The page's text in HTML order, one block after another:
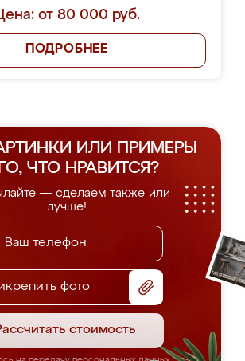
от 80 000 руб.
ПОДРОБНЕЕ
ИЛИ ПРИМЕРЫ
ЧТО НРАВИТСЯ?
— сделаем также или
лучше!
фото
стоимость